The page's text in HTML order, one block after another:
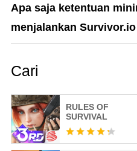
Apa saja ketentuan
menjalankan
Cari
RULES OF
SURVIVAL